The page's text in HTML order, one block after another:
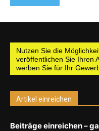
Nutzen Sie die
veröffentlichen Sie Ihren
werben Sie für Ihr
Artikel einreichen
Beiträge einreichen –